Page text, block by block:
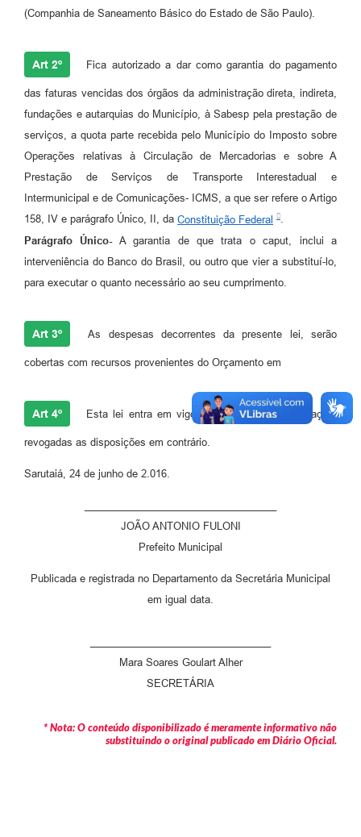
(Companhia de Saneamento Básico do Estado de São Paulo).
Art 2º Fica autorizado a dar como garantia do pagamento
das faturas vencidas dos órgãos da administração direta, indireta,
fundações e autarquias do Município, à Sabesp pela prestação de
serviços, a quota parte recebida pelo Município do Imposto sobre
Operações relativas à Circulação de Mercadorias e sobre A
Prestação de Serviços de Transporte Interestadual e
Intermunicipal e de Comunicações- ICMS, a que ser refere o Artigo
158, IV e parágrafo Único, II, da Constituição Federal
.
Parágrafo Único-A garantia de que trata o caput, inclui a
interveniência do Banco do Brasil, ou outro que vier a substituí-lo,
para executar o quanto necessário ao seu cumprimento.
Art 3º As despesas decorrentes da presente lei, serão
cobertas com recursos provenientes do Orçamento em
Art 4º Esta lei entra em vigor na data de sua publicação,
revogadas as disposições em contrário.
Sarutaiá, 24 de junho de 2.016.
JOÃO ANTONIO FULONI
Prefeito Municipal
Publicada e registrada no Departamento da Secretária Municipal
em igual data.
Mara Soares Goulart Alher
SECRETÁRIA
* Nota: O conteúdo disponibilizado é meramente informativo não
substituindo o original publicado em Diário Oficial.